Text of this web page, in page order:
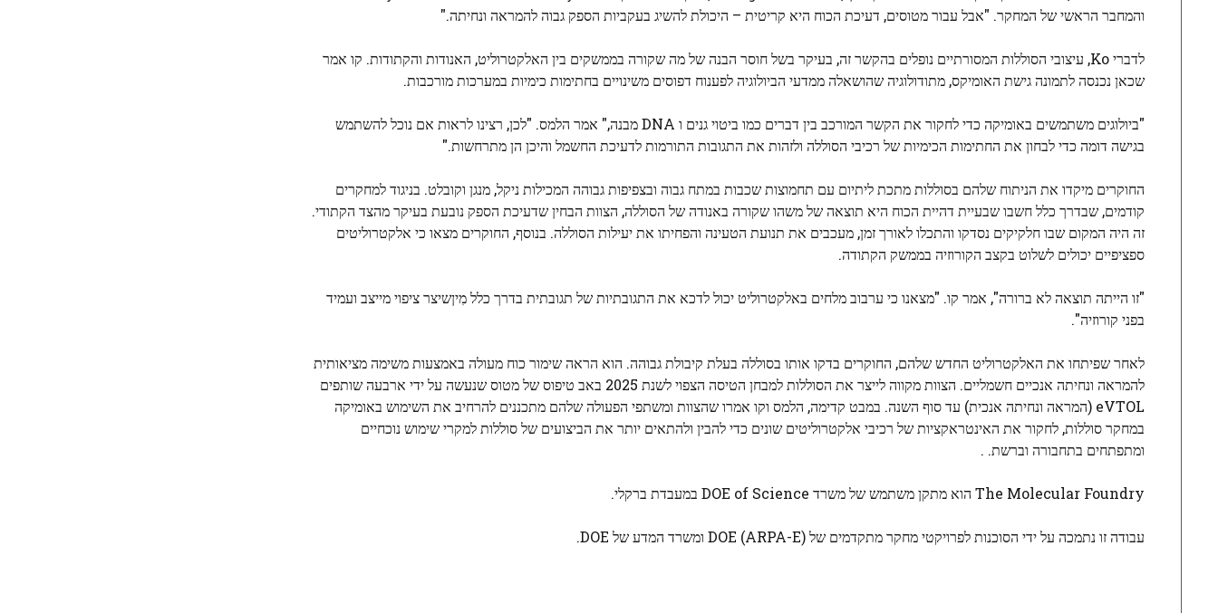
והמחבר הראשי של המחקר. "אבל עבור מטוסים, דעיכת הכוח היא קריטית – היכולת להשיג בעקביות הספק גבוה להמראה ונחיתה."
לדברי Ko, עיצובי הסוללות המסורתיים נופלים בהקשר זה, בעיקר בשל חוסר הבנה של מה שקורה בממשקים בין האלקטרוליט, האנודות והקתודות. קו אמר
שכאן נכנסה לתמונה גישת האומיקס, מתודולוגיה שהושאלה ממדעי הביולוגיה לפענוח דפוסים משינויים בחתימות כימיות במערכות מורכבות.
"ביולוגים משתמשים באומיקה כדי לחקור את הקשר המורכב בין דברים כמו ביטוי גנים ו DNAמבנה," אמר הלמס. "לכן, רצינו לראות אם נוכל להשתמש
בגישה דומה כדי לבחון את החתימות הכימיות של רכיבי הסוללה ולזהות את התגובות התורמות לדעיכת החשמל והיכן הן מתרחשות."
החוקרים מיקדו את הניתוח שלהם בסוללות מתכת ליתיום עם תחמוצות שכבות במתח גבוה ובצפיפות גבוהה המכילות ניקל, מנגן וקובלט. בניגוד למחקרים
קודמים, שבדרך כלל חשבו שבעיית דהיית הכוח היא תוצאה של משהו שקורה באנודה של הסוללה, הצוות הבחין שדעיכת הספק נובעת בעיקר מהצד הקתודי.
זה היה המקום שבו חלקיקים נסדקו והתכלו לאורך זמן, מעכבים את תנועת הטעינה והפחיתו את יעילות הסוללה. בנוסף, החוקרים מצאו כי אלקטרוליטים
ספציפיים יכולים לשלוט בקצב הקורוזיה בממשק הקתודה.
"זו הייתה תוצאה לא ברורה", אמר קו. "מצאנו כי ערבוב מלחים באלקטרוליט יכול לדכא את התגובתיות של תגובתית בדרך כללמִיןשיצר ציפוי מייצב ועמיד
בפני קורוזיה".
לאחר שפיתחו את האלקטרוליט החדש שלהם, החוקרים בדקו אותו בסוללה בעלת קיבולת גבוהה. הוא הראה שימור כוח מעולה באמצעות משימה מציאותית
להמראה ונחיתה אנכיים חשמליים. הצוות מקווה לייצר את הסוללות למבחן הטיסה הצפוי לשנת 2025 באב טיפוס של מטוס שנעשה על ידי ארבעה שותפים
eVTOL (המראה ונחיתה אנכית) עד סוף השנה. במבט קדימה, הלמס וקו אמרו שהצוות ומשתפי הפעולה שלהם מתכננים להרחיב את השימוש באומיקה
במחקר סוללות, לחקור את האינטראקציות של רכיבי אלקטרוליטים שונים כדי להבין ולהתאים יותר את הביצועים של סוללות למקרי שימוש נוכחיים
ומתפתחים בתחבורה וברשת. .
The Molecular Foundry הוא מתקן משתמש של משרד DOE of Science במעבדת ברקלי.
עבודה זו נתמכה על ידי הסוכנות לפרויקטי מחקר מתקדמים של DOE (ARPA-E) ומשרד המדע של DOE.